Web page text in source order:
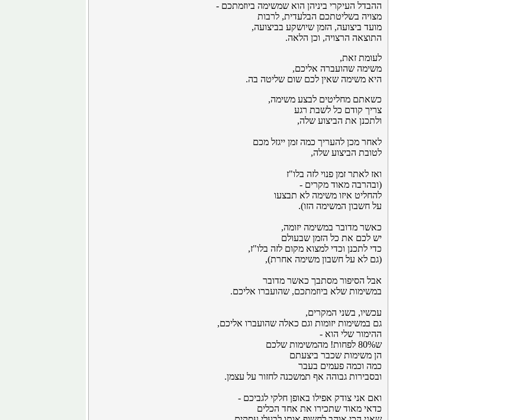
ההבדל העיקרי ביניהן הוא שמשימה ביוזמתכם -
מצויה בשליטתכם הבלעדית, לרבות
מועד ביצועה, הזמן שיושקע בביצועה,
התוצאה הרצויה, וכן הלאה.
לעומת זאת,
משימה שהועברה אליכם,
היא משימה שאין לכם שום שליטה בה.
כשאתם מחליטים לבצע משימה,
צריך קודם כל לשבת רגע
ולתכנן את הביצוע שלה,
לאחר מכן להעריך כמה זמן ייגזל מכם
לטובת הביצוע שלה,
ואז לאתר זמן פנוי לזה בלו"ז
(ובהרבה מאוד מקרים -
להחליט איזו משימה לא תבצעו
על חשבון המשימה הזו).
כאשר מדובר במשימה יזומה,
יש לכם את כל הזמן שבעולם
כדי לתכנן וכדי למצוא מקום לזה בלו"ז,
(גם לא על חשבון משימה אחרת),
אבל הסיפור מסתבך כאשר מדובר
במשימות שלא ביוזמתכם, שהועברו אליכם.
עכשיו, בשני המקרים,
גם במשימות יזומות וגם כאלה שהועברו אליכם,
ההימור שלי הוא -
ש80% לפחות! מהמשימות שלכם
הן משימות שכבר ביצעתם
כמה וכמה פעמים בעבר
ובסבירות גבוהה אף תמשכנה לחזור על עצמן.
ואם אני צודק אפילו באופן חלקי לגביכם -
כדאי מאוד שתכירו את אחד הכלים